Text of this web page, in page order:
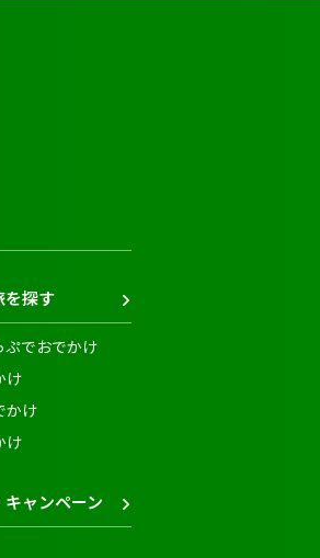
を探す
ぷでおでかけ
け
かけ
け
ャンペーン